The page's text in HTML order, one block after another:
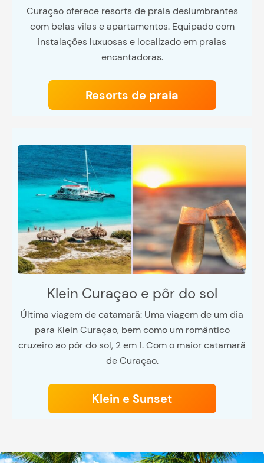
Curaçao oferece resorts de praia deslumbrantes
com belas vilas e apartamentos. Equipado com
instalações luxuosas e localizado em praias
encantadoras.
Resorts de praia
Klein Curaçao e pôr do sol
Última viagem de catamarã: Uma viagem de um dia
para Klein Curaçao, bem como um romântico
cruzeiro ao pôr do sol, 2 em 1. Com o maior catamarã
de Curaçao.
Klein e Sunset